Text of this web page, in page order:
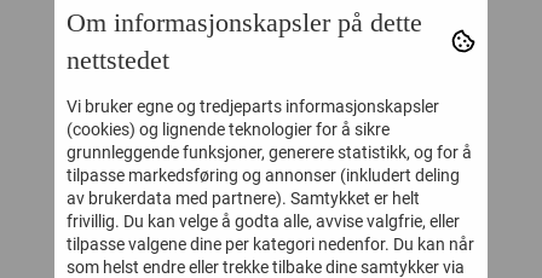
MELTON
SKINNTØFFEL
ENFANT BUKSE
STRUCTURE
Om informasjonskapsler på dette
nettstedet
Vi bruker egne og tredjeparts informasjonskapsler
(cookies) og lignende teknologier for å sikre
grunnleggende funksjoner, generere statistikk, og for å
tilpasse markedsføring og annonser (inkludert deling
av brukerdata med partnere). Samtykket er helt
frivillig. Du kan velge å godta alle, avvise valgfrie, eller
tilpasse valgene dine per kategori nedenfor. Du kan når
som helst endre eller trekke tilbake dine samtykker via